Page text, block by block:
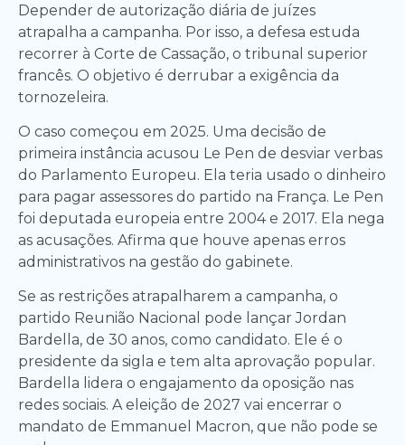
Depender de autorização diária de juízes
atrapalha a campanha. Por isso, a defesa estuda
recorrer à Corte de Cassação, o tribunal superior
francês. O objetivo é derrubar a exigência da
tornozeleira.
O caso começou em 2025. Uma decisão de
primeira instância acusou Le Pen de desviar verbas
do Parlamento Europeu. Ela teria usado o dinheiro
para pagar assessores do partido na França. Le Pen
foi deputada europeia entre 2004 e 2017. Ela nega
as acusações. Afirma que houve apenas erros
administrativos na gestão do gabinete.
Se as restrições atrapalharem a campanha, o
partido Reunião Nacional pode lançar Jordan
Bardella, de 30 anos, como candidato. Ele é o
presidente da sigla e tem alta aprovação popular.
Bardella lidera o engajamento da oposição nas
redes sociais. A eleição de 2027 vai encerrar o
mandato de Emmanuel Macron, que não pode se